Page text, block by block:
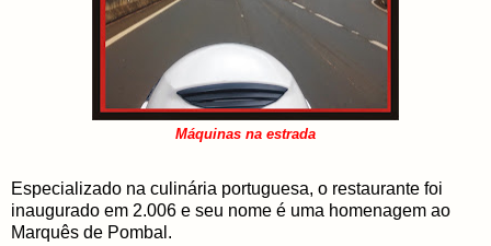
Máquinas na estrada
Especializado na culinária portuguesa, o restaurante foi
inaugurado em 2.006 e seu nome é uma homenagem ao
Marquês de Pombal.